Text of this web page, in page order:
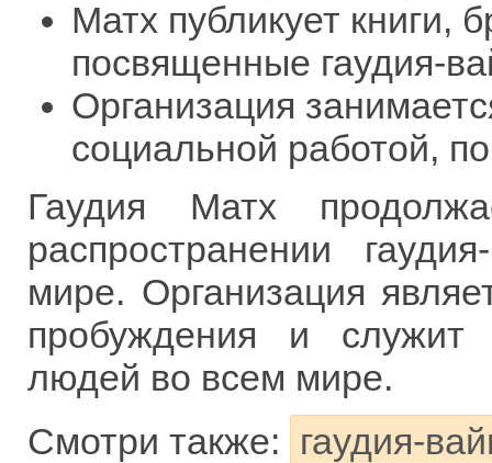
Матх публикует
посвященные гаудия-
Организация
социальной работой,
Гаудия Матх
распространении
мире. Организация
пробуждения и служит
людей во всем мире.
Смотри также: гаудия-